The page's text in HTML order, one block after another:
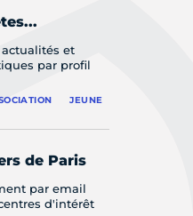
actualités et
par profil
JEUNE
de Paris
par email
d'intérêt